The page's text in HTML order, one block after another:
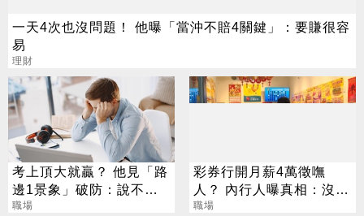
一天4次也沒問題！ 他曝「當沖不賠4關鍵」：要賺很容
易
理財
考上頂大就贏？ 他見「路
邊1景象」破防：說不清
的挫敗感
職場
彩券行開月薪4萬徵嘸
人？ 內行人曝真相：沒想
像中輕鬆
職場